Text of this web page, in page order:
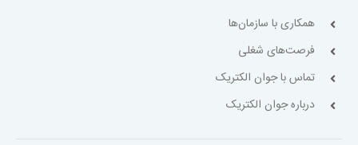
همکاری با سازمان‌ها
فرصت‌های شغلی
تماس با جوان الکتریک
درباره جوان الکتریک